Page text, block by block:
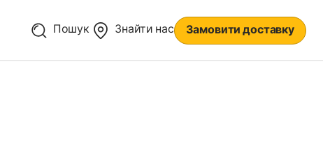
Пошук Знайти нас Замовити доставку